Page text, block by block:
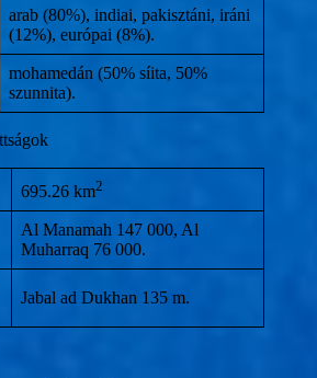
arab (80%), indiai, pakisztáni, iráni
(12%), európai (8%).
mohamedán (50% síita, 50%
szunnita).
695.26 km2
Al Manamah 147 000, Al
Muharraq 76 000.
Jabal ad Dukhan 135 m.